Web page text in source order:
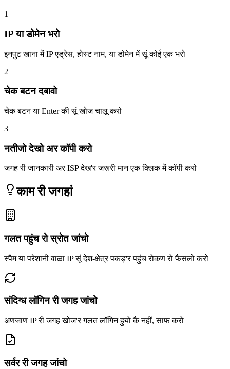
1
IP या डोमेन भरो
इनपुट खाना में IP एड्रेस, होस्ट नाम, या डोमेन में सूं कोई एक भरो
2
चेक बटन दबावो
चेक बटन या Enter की सूं खोज चालू करो
3
नतीजो देखो अर कॉपी करो
जगह री जानकारी अर ISP देख'र जरूरी मान एक क्लिक में कॉपी करो
काम री जगहां
गलत पहुंच रो स्रोत जांचो
स्पैम या परेशानी वाळा IP सूं देश-क्षेत्र पकड़'र पहुंच रोकण रो फैसलो करो
संदिग्ध लॉगिन री जगह जांचो
अणजाण IP री जगह खोज'र गलत लॉगिन हुयो कै नहीं, साफ करो
सर्वर री जगह जांचो